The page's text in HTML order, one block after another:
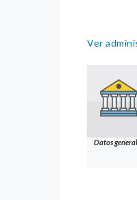
Ver
Datos